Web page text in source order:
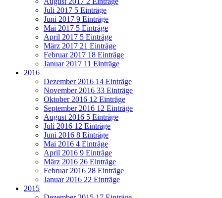
Juli 2017 5 Einträge
Juni 2017 9 Einträge
Mai 2017 5 Einträge
April 2017 5 Einträge
März 2017 21 Einträge
Februar 2017 18 Einträge
Januar 2017 11 Einträge
2016
Dezember 2016 14 Einträge
November 2016 33 Einträge
Oktober 2016 12 Einträge
September 2016 12 Einträge
August 2016 5 Einträge
Juli 2016 12 Einträge
Juni 2016 8 Einträge
Mai 2016 4 Einträge
April 2016 9 Einträge
März 2016 26 Einträge
Februar 2016 28 Einträge
Januar 2016 22 Einträge
2015